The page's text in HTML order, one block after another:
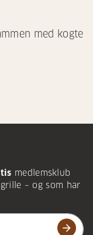
med kogte
medlemsklub
– og som har
arrow_forward